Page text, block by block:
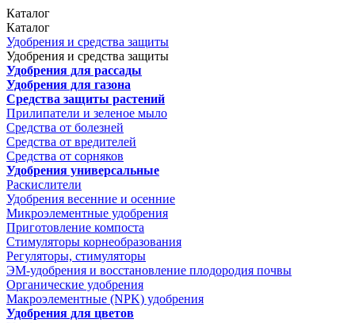
Каталог
Каталог
Удобрения и средства защиты
Удобрения и средства защиты
Удобрения для рассады
Удобрения для газона
Средства защиты растений
Прилипатели и зеленое мыло
Средства от болезней
Средства от вредителей
Средства от сорняков
Удобрения универсальные
Раскислители
Удобрения весенние и осенние
Микроэлементные удобрения
Приготовление компоста
Стимуляторы корнеобразования
Регуляторы, стимуляторы
ЭМ-удобрения и восстановление плодородия почвы
Органические удобрения
Макроэлементные (NPK) удобрения
Удобрения для цветов